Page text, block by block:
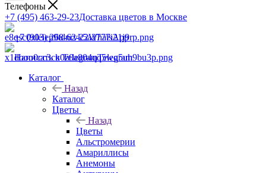
Телефоны
+7 (495) 463-29-23Доставка цветов в Москве
+7 (903) 268-62-22WhatsApp
Написать в TelegramTelegram
Каталог
Назад
Каталог
Цветы
Назад
Цветы
Альстромерии
Амариллисы
Анемоны